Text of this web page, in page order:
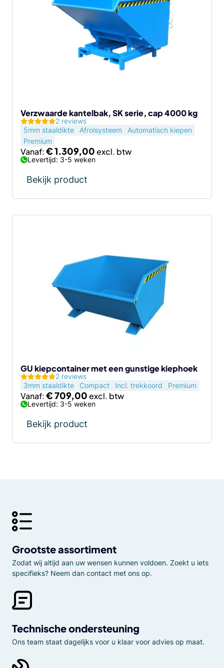
Verzwaarde kantelbak, SK serie, cap 4000 kg
2 reviews
5mm staaldikte
Afrolsysteem
Automatisch kiepen
Premium
Vanaf:€1.309,00
Levertijd: 3-5 weken
Bekijk product
de
productpagina
GU kiepcontainer met een gunstige kiephoek
2 reviews
3mm staaldikte
Compact Incl. trekkoord Premium
Vanaf:€709,00
Levertijd: 3-5 weken
Bekijk product
variaties.
de
productpagina
Grootste assortiment
Zodat wij altijd aan uw wensen kunnen voldoen. Zoekt u iets
specifieks? Neem dan contact met ons op.
Technische ondersteuning
Ons team staat dagelijks voor u klaar voor advies op maat.